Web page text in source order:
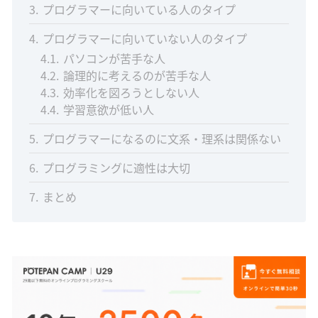
3 プログラマーに向いている人のタイプ
4 プログラマーに向いていない人のタイプ
4.1 パソコンが苦手な人
4.2 論理的に考えるのが苦手な人
4.3 効率化を図ろうとしない人
4.4 学習意欲が低い人
5 プログラマーになるのに文系・理系は関係ない
6 プログラミングに適性は大切
7 まとめ